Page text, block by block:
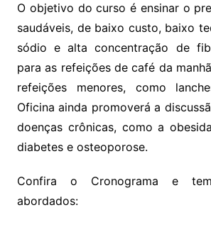
O objetivo do curso é ensinar o
saudáveis, de baixo custo, baixo
sódio e alta concentração de
para as refeições de café da
refeições menores, como
Oficina ainda promoverá a
doenças crônicas, como a
diabetes e osteoporose.
Confira o Cronograma e
abordados: